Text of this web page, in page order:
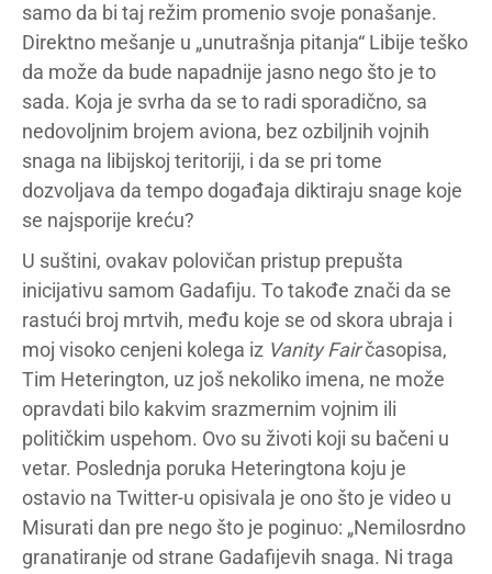
samo da bi taj režim promenio svoje ponašanje.
Direktno mešanje u „unutrašnja pitanja“ Libije teško
da može da bude napadnije jasno nego što je to
sada. Koja je svrha da se to radi sporadično, sa
nedovoljnim brojem aviona, bez ozbiljnih vojnih
snaga na libijskoj teritoriji, i da se pri tome
dozvoljava da tempo događaja diktiraju snage koje
se najsporije kreću?
U suštini, ovakav polovičan pristup prepušta
inicijativu samom Gadafiju. To takođe znači da se
rastući broj mrtvih, među koje se od skora ubraja i
moj visoko cenjeni kolega iz Vanity Fairčasopisa,
Tim Heterington, uz još nekoliko imena, ne može
opravdati bilo kakvim srazmernim vojnim ili
političkim uspehom. Ovo su životi koji su bačeni u
vetar. Poslednja poruka Heteringtona koju je
ostavio na Twitter-u opisivala je ono što je video u
Misurati dan pre nego što je poginuo: „Nemilosrdno
granatiranje od strane Gadafijevih snaga. Ni traga